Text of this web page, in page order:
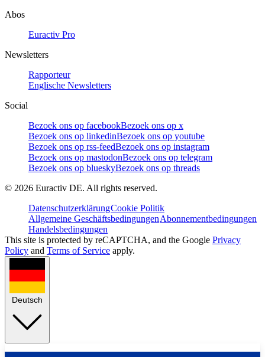
Abos
Euractiv Pro
Newsletters
Rapporteur
Englische Newsletters
Social
Bezoek ons op facebookBezoek ons op x
Bezoek ons op linkedinBezoek ons op youtube
Bezoek ons op rss-feedBezoek ons op instagram
Bezoek ons op mastodonBezoek ons op telegram
Bezoek ons op blueskyBezoek ons op threads
© 2026 Euractiv DE. All rights reserved.
DatenschutzerklärungCookie Politik
Allgemeine GeschäftsbedingungenAbonnementbedingungen
Handelsbedingungen
This site is protected by reCAPTCHA, and the Google Privacy
Policy and Terms of Service apply.
Deutsch